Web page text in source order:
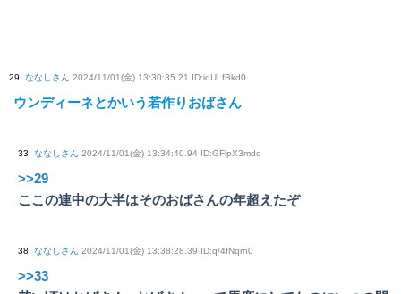
29: ななしさん 2024/11/01(金) 13:30:35.21 ID:idULfBkd0
ウンディーネとかいう若作りおばさん
33: ななしさん 2024/11/01(金) 13:34:40.94 ID:GFlpX3mdd
>>29
ここの連中の大半はそのおばさんの年超えたぞ
38: ななしさん 2024/11/01(金) 13:38:28.39 ID:q/4fNqrn0
>>33